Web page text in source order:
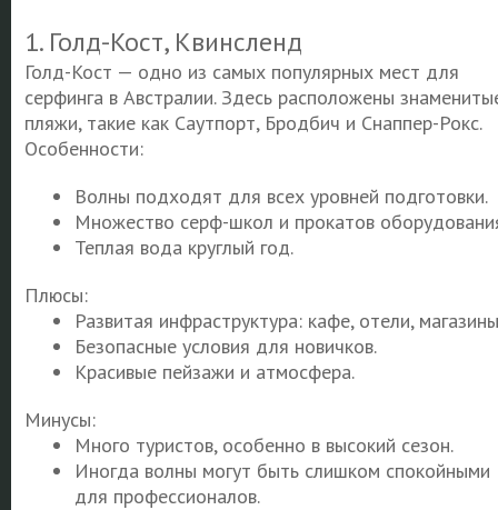
1. Голд-Кост, Квинсленд
Голд-Кост — одно из самых популярных мест для
серфинга в Австралии. Здесь расположены
пляжи, такие как Саутпорт, Бродбич и Снаппер-Рокс.
Особенности:
Волны подходят для всех уровней подготовки.
Множество серф-школ и прокатов
Теплая вода круглый год.
Плюсы:
Развитая инфраструктура: кафе, отели,
Безопасные условия для новичков.
Красивые пейзажи и атмосфера.
Минусы:
Много туристов, особенно в высокий сезон.
Иногда волны могут быть слишком спокойными
для профессионалов.